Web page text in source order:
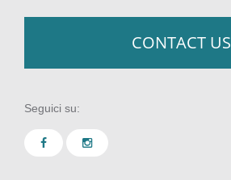
CONTACT US
Seguici su: